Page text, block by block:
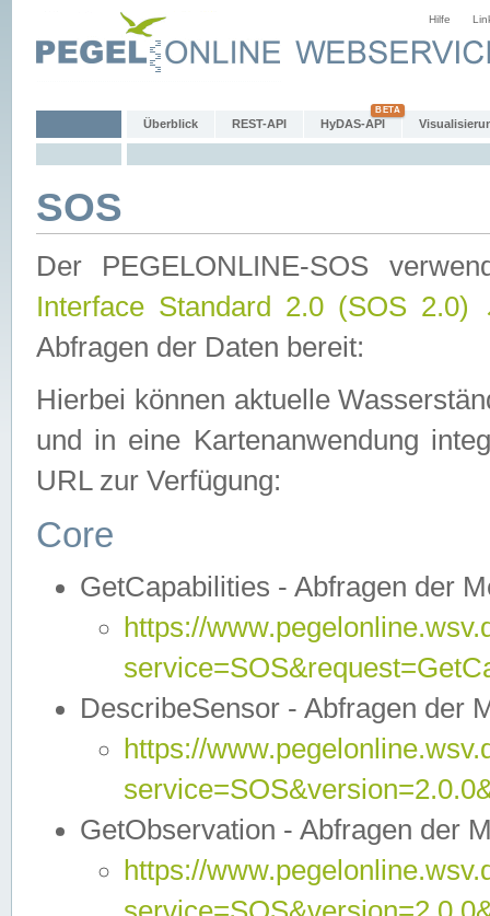
Hilfe
Überblick REST-API HyDAS-API
SOS
Der PEGELONLINE-SOS
Interface Standard 2.0 (SOS 2.0)
Abfragen der Daten bereit:
Hierbei können aktuelle
und in eine Kartenanwendung
URL zur Verfügung:
Core
GetCapabilities - Abfragen der
https://
DescribeSensor - Abfragen der
https://
GetObservation - Abfragen der
https://